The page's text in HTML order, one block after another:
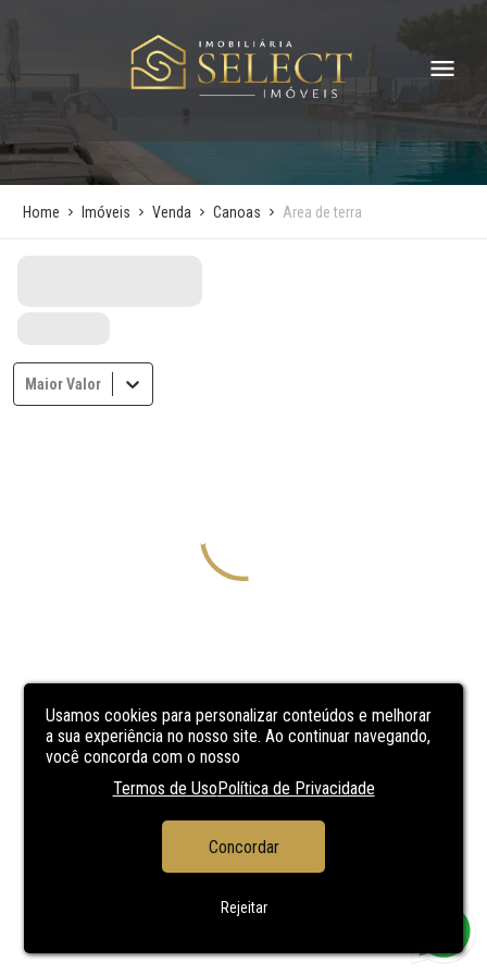
Usamos cookies para personalizar conteúdos e melhorar
a sua experiência no nosso site. Ao continuar navegando,
você concorda com o nosso
Termos de UsoPolítica de Privacidade
Concordar
Rejeitar
Home Imóveis Venda Canoas Area de terra
Maior Valor